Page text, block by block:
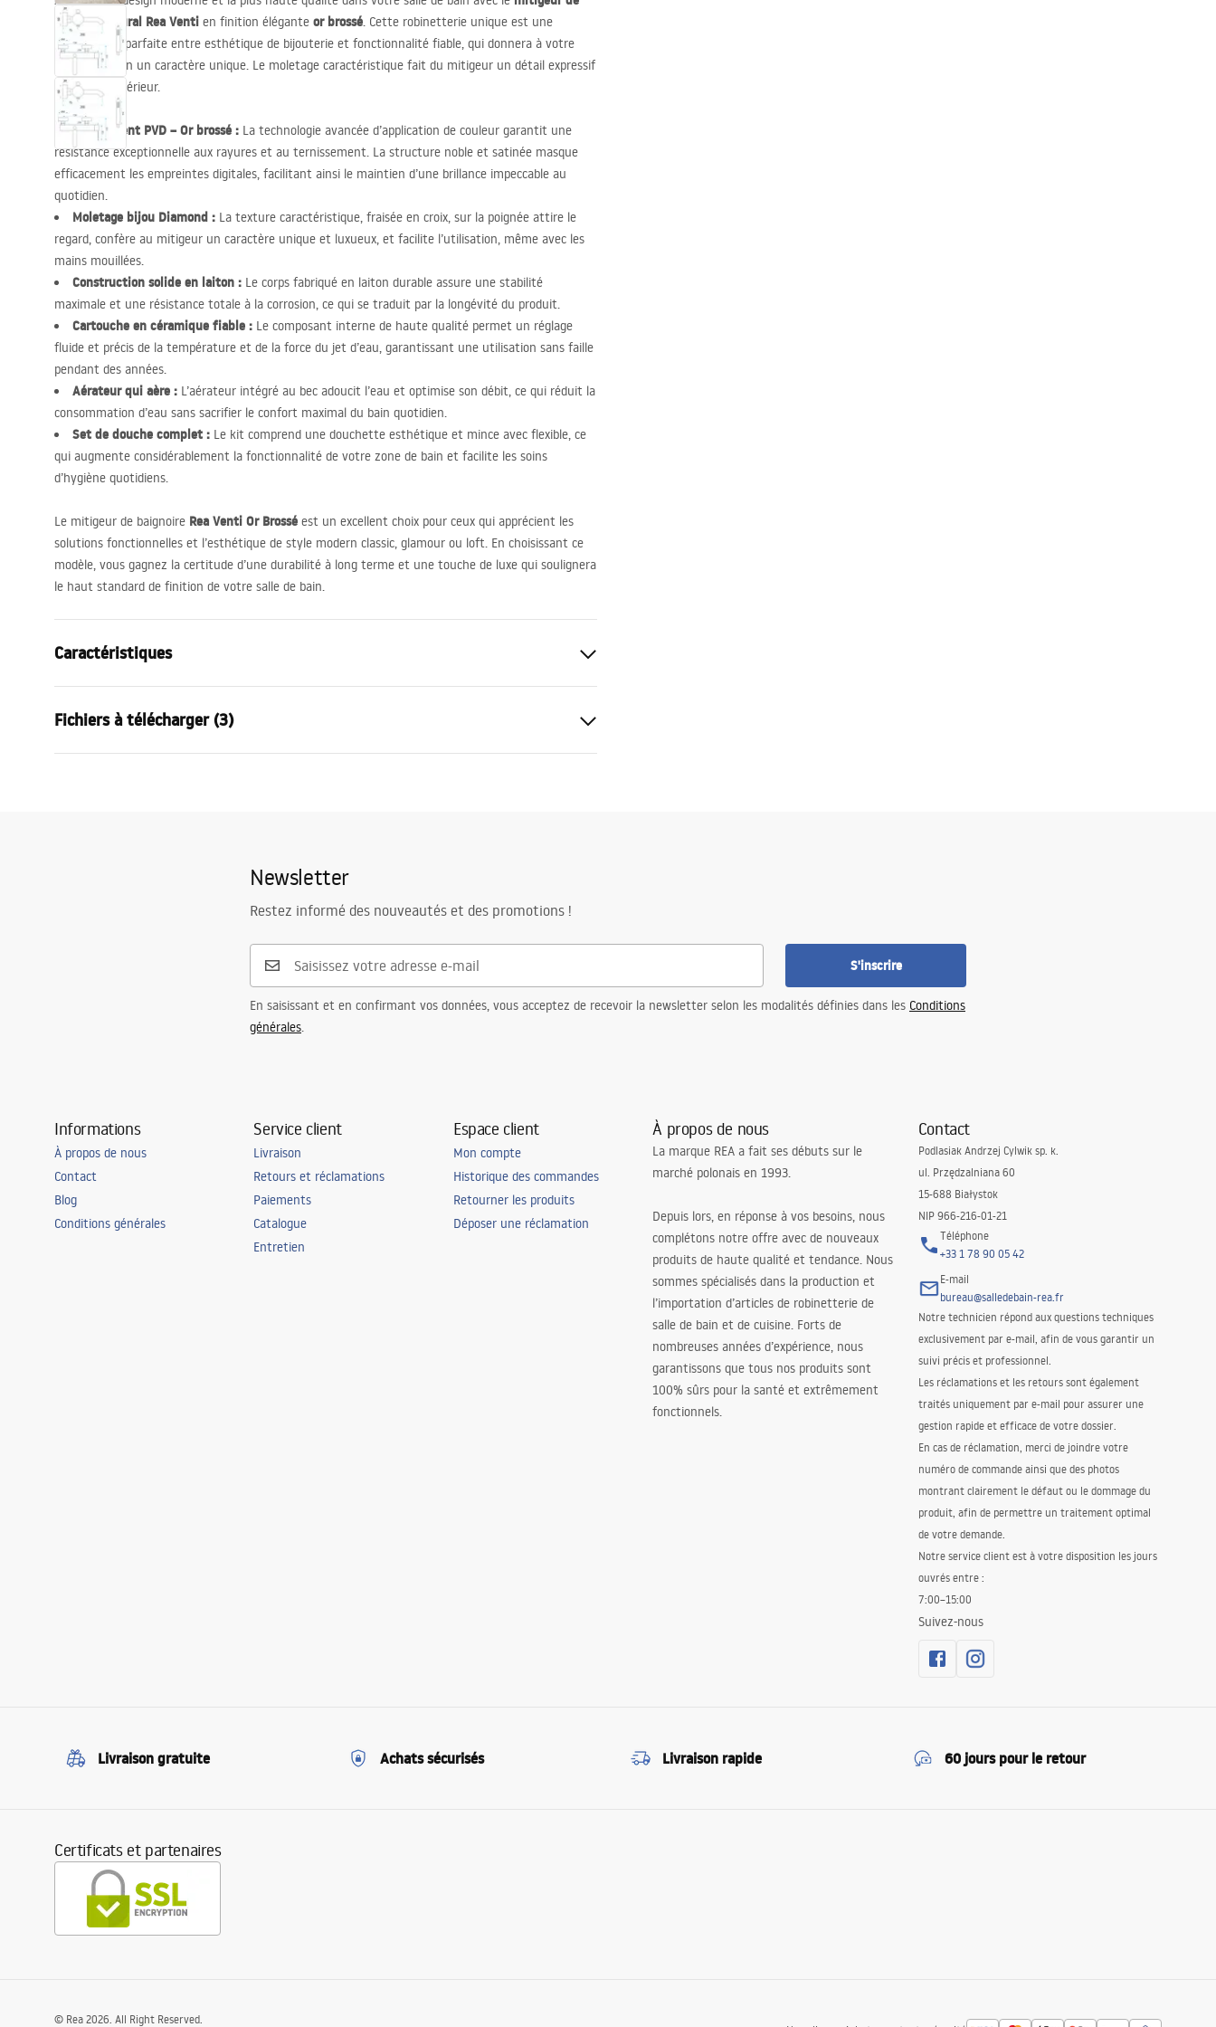
baignoire mural Rea Venti en finition élégante or brossé. Cette robinetterie unique est une
combinaison parfaite entre esthétique de bijouterie et fonctionnalité fiable, qui donnera à votre
espace de bain un caractère unique. Le moletage caractéristique fait du mitigeur un détail expressif
dans tout intérieur.
Revêtement PVD – Or brossé : La technologie avancée d’application de couleur garantit une
résistance exceptionnelle aux rayures et au ternissement. La structure noble et satinée masque
efficacement les empreintes digitales, facilitant ainsi le maintien d’une brillance impeccable au
quotidien.
Moletage bijou Diamond : La texture caractéristique, fraisée en croix, sur la poignée attire le
regard, confère au mitigeur un caractère unique et luxueux, et facilite l’utilisation, même avec les
mains mouillées.
Construction solide en laiton : Le corps fabriqué en laiton durable assure une stabilité
maximale et une résistance totale à la corrosion, ce qui se traduit par la longévité du produit.
Cartouche en céramique fiable : Le composant interne de haute qualité permet un réglage
fluide et précis de la température et de la force du jet d’eau, garantissant une utilisation sans faille
pendant des années.
Aérateur qui aère : L’aérateur intégré au bec adoucit l’eau et optimise son débit, ce qui réduit la
consommation d’eau sans sacrifier le confort maximal du bain quotidien.
Set de douche complet : Le kit comprend une douchette esthétique et mince avec flexible, ce
qui augmente considérablement la fonctionnalité de votre zone de bain et facilite les soins
d’hygiène quotidiens.
Le mitigeur de baignoire Rea Venti Or Brossé est un excellent choix pour ceux qui apprécient les
solutions fonctionnelles et l’esthétique de style modern classic, glamour ou loft. En choisissant ce
modèle, vous gagnez la certitude d’une durabilité à long terme et une touche de luxe qui soulignera
le haut standard de finition de votre salle de bain.
Caractéristiques
Méthode de montage
Couleur
Or brossé
100
PVD
150mm
5 ans
Fichiers à télécharger (3)
Warranty_Terms_and_Conditions_Newsletter
Restez informé des nouveautés et des promotions !
S'inscrire
En saisissant et en confirmant vos données, vous acceptez de recevoir la newsletter selon les modalités définies dans les Conditions
générales.
Informations
À propos de nous
Contact
Blog
Conditions générales
Service client
Livraison
Retours et réclamations
Paiements
Catalogue
Entretien
Espace client
Mon compte
Historique des commandes
Retourner les produits
Déposer une réclamation
À propos de nous
La marque REA a fait ses débuts sur le
marché polonais en 1993.
Depuis lors, en réponse à vos besoins, nous
complétons notre offre avec de nouveaux
produits de haute qualité et tendance. Nous
sommes spécialisés dans la production et
l’importation d’articles de robinetterie de
salle de bain et de cuisine. Forts de
nombreuses années d’expérience, nous
garantissons que tous nos produits sont
100% sûrs pour la santé et extrêmement
fonctionnels.
Contact
Podlasiak Andrzej Cylwik sp. k.
ul. Przędzalniana 60
15-688 Białystok
NIP 966-216-01-21
Téléphone
+33 1 78 90 05 42
E-mail
bureau@salledebain-rea.fr
Notre technicien répond aux questions techniques
exclusivement par e-mail, afin de vous garantir un
suivi précis et professionnel.
Les réclamations et les retours sont également
traités uniquement par e-mail pour assurer une
gestion rapide et efficace de votre dossier.
En cas de réclamation, merci de joindre votre
numéro de commande ainsi que des photos
montrant clairement le défaut ou le dommage du
produit, afin de permettre un traitement optimal
de votre demande.
Notre service client est à votre disposition les jours
ouvrés entre :
7:00–15:00
Suivez-nous
Livraison gratuite Achats sécurisés Livraison rapide 60 jours pour le retour
Certificats et partenaires
© Rea 2026. All Right Reserved.